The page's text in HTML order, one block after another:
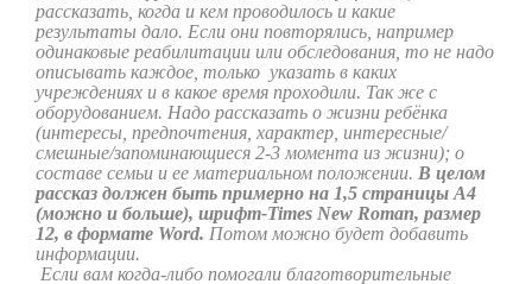
рассказать, когда и кем проводилось и какие
результаты дало. Если они повторялись, например
одинаковые реабилитации или обследования, то не надо
описывать каждое, только указать в каких
учреждениях и в какое время проходили. Так же с
оборудованием. Надо рассказать о жизни ребёнка
(интересы, предпочтения, характер, интересные/
смешные/запоминающиеся 2-3 момента из жизни); о
составе семьи и ее материальном положении. В целом
рассказ должен быть примерно на 1,5 страницы А4
(можно и больше), шрифт-Times New Roman, размер
12, в формате Word. Потом можно будет добавить
информации.
Если вам когда-либо помогали благотворительные